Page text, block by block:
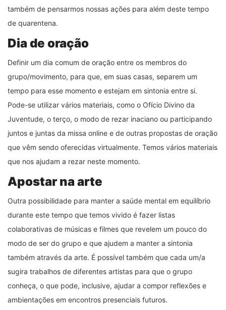
também de pensarmos nossas ações para além deste tempo
de quarentena.
Dia de oração
Definir um dia comum de oração entre os membros do
grupo/movimento, para que, em suas casas, separem um
tempo para esse momento e estejam em sintonia entre si.
Pode-se utilizar vários materiais, como o Ofício Divino da
Juventude, o terço, o modo de rezar inaciano ou participando
juntos e juntas da missa online e de outras propostas de oração
que vêm sendo oferecidas virtualmente. Temos vários materiais
que nos ajudam a rezar neste momento.
Apostar na arte
Outra possibilidade para manter a saúde mental em equilíbrio
durante este tempo que temos vivido é fazer listas
colaborativas de músicas e filmes que revelem um pouco do
modo de ser do grupo e que ajudem a manter a sintonia
também através da arte. É possível também que cada um/a
sugira trabalhos de diferentes artistas para que o grupo
conheça, o que pode, inclusive, ajudar a compor reflexões e
ambientações em encontros presenciais futuros.